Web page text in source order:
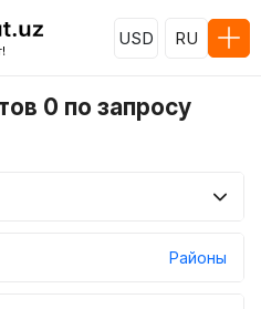
USD RU
0 по запросу
Районы